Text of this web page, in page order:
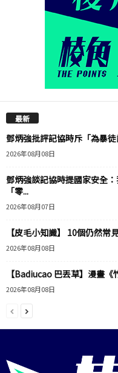
最新
鄧炳強批評記協時斥「為暴
2026年08月08日
鄧炳強談記協時提國家安全
「零...
2026年08月07日
【皮毛小知識】 10個仍然常
2026年08月08日
【Badiucao 巴丟草】漫畫《
2026年08月08日